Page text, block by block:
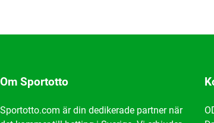
Om Sportotto
Sportotto.com är din dedikerade partner när